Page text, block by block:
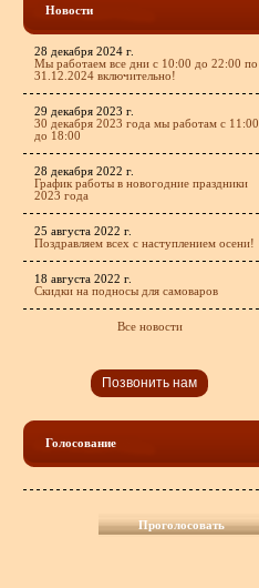
Новости
28 декабря 2024 г.
Мы работаем все дни с 10:00 до 22:00 по
31.12.2024 включительно!
29 декабря 2023 г.
30 декабря 2023 года мы работам с 11:00
до 18:00
28 декабря 2022 г.
График работы в новогодние праздники
2023 года
25 августа 2022 г.
Поздравляем всех с наступлением осени!
18 августа 2022 г.
Скидки на подносы для самоваров
Все новости
Позвонить нам
Голосование